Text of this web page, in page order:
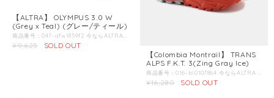
【ALTRA】 OLYMPUS 3.0 W
(Grey x Teal) (グレー/ティール)
商品番号：047-afw1859f2 今ならALTRA BUFFが付いてくる!! ブランド名：ALTRA / アルトラ 商品名：オリンパス 3.0 レディース (グレー/ティール) カラー：グレー/ティール 商品説明： オリンパス3は、より柔らかく、より安定したフィット感のためにまったく新しく再設計されました。InnerFlexの追加と3mmのスタックハイトの削減により、ミッドソールの柔軟性と応答性が向上し、プラットフォームとアウトソールの溝が広がり、あらゆる地形で優れた安定性が得られます。 Color： Grey x Teal アイテム名： トレイランニングシューズ ラスト： - スタックハイト： 33mm ソール： ミッドソール：デュアルレイヤーEVA / A-BOUND / インナーフレックス アウトソール：デュラブルラバー / ビブラム・メガグリップ インソール：5mmコンツアー フッドベッド アッパー： Abrasionレジスタント / ミニマム・シーム 用途： トレイルラン、ハイキング、ファストパッキング、トレイルレーシング 店長からの一言： 実際には2mm程度厚みが削減されているが、初見ではさらに厚みを帯びたように見える。 サイドにぶれやクッションに対して強度が増しているためそのように見える。 軽いトレイルの下りや走らされるロードのくだりではこのクッションが大きな武器となり、また、脚への負担を最大限に軽減してくれる。 ウルトラトレイルにチャレンジ予定の方は一番のお薦めシューズです。
¥9,625
SOLD OUT
【Colombia Montrail】 TRANS
ALPS F.K.T. 3(Zing Gray Ice)
商品番号：016-bl0107864 今ならALTRA BUFFが付いてくる！！ ブランド名：Colombia Montrail / コロンビアモントレイル / 商品名：トランスアルプスF.K.T 3 商品説明：岩場の多い山岳エリアでも軽量で扱いやすいマウンテンランニングシューズ Color：Zing Gray Ice About：足場の悪いトレイルで安定性と軽量で扱いやすさを求める女性ランナーのためのマウンテンランニングシューズ。岩場の多い山岳エリアに対応しつつ、ロングレースにも向いている、剛性、サポート性、グリップ性を合わせ持っています。 特長：【アッパー】 耐久性と通気性を備えたメッシュ素材とサポートパーツを溶着した縫製のないアッパー構造で軽量化を実現。保護パーツで守られたつま先とかかと部分により、険しい岩稜帯でも耐久性を確保します。また、伸縮性の高いストレッチメッシュライナーを内蔵し、抜群のフィット感を生み出します。 【ミッドソール】 FluidFoamミッドソールが並外れたクッション性、柔軟性、サポート性を実現。 【アウトソール】 全面に施されたのラバーアウトソールに、必要最低限のシールドを組み合わせ、中足部の捻れを防ぎつつ、軽量性を保ち、より自然な足さばきを実現します。 仕様：22.5-26cm サイズ：●ソールの厚さ つま先側：10mm かかと側：18mm ●ソール前後の高低差（ドロップ）：8mm ●アウトソール溝の深さ：6mm おすすめシーン：●森林限界を越える岩の露出の多いトレイル ●ガレ場やザレ場の登山道 ●砂混じりのトレイル ●距離：ロング ：
¥16,280 SOLD OUT